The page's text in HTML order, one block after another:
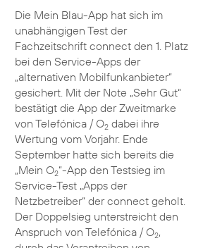
Die Mein Blau-App hat sich im
unabhängigen Test der
Fachzeitschrift connect den 1. Platz
bei den Service-Apps der
„alternativen Mobilfunkanbieter“
gesichert. Mit der Note „Sehr Gut“
bestätigt die App der Zweitmarke
von Telefónica / O2dabei ihre
Wertung vom Vorjahr. Ende
September hatte sich bereits die
„Mein O2“-App den Testsieg im
Service-Test „Apps der
Netzbetreiber“ der connect geholt.
Der Doppelsieg unterstreicht den
Anspruch von Telefónica / O2,